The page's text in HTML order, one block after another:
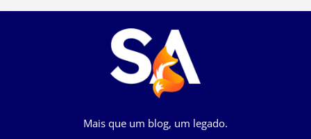
Mais que um blog, um legado.